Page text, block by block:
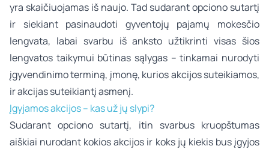
yra skaičiuojamas iš naujo. Tad sudarant opciono sutartį
ir siekiant pasinaudoti gyventojų pajamų mokesčio
lengvata, labai svarbu iš anksto užtikrinti visas šios
lengvatos taikymui būtinas sąlygas – tinkamai nurodyti
įgyvendinimo terminą, įmonę, kurios akcijos suteikiamos,
ir akcijas suteikiantį asmenį.
Įgyjamos akcijos – kas už jų slypi?
Sudarant opciono sutartį, itin svarbus kruopštumas
aiškiai nurodant kokios akcijos ir koks jų kiekis bus įgyjos